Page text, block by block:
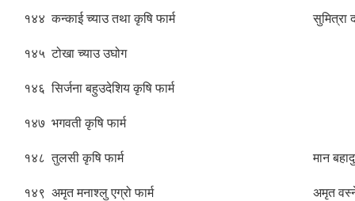
१४४ कन्काई च्याउ तथा कृषि फार्म सुमित्रा
१४५ टोखा च्याउ उघोग
१४६ सिर्जना बहुउदेशिय कृषि फार्म
१४७ भगवती कृषि फार्म
१४८ तुलसी कृषि फार्म मान
१४९ अमृत मनाश्लु एग्रो फार्म अमृत